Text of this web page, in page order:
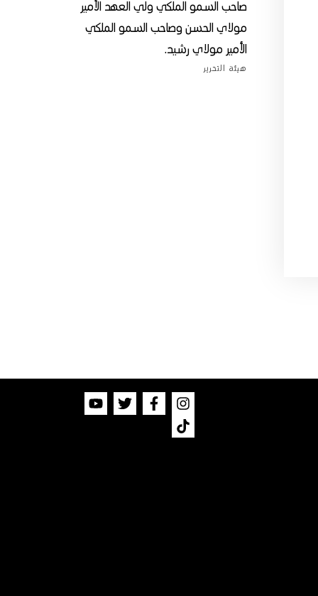
صاحب السمو الملكي ولي العهد الأمير
مولاي الحسن وصاحب السمو الملكي
الأمير مولاي رشيد.
هيئة التحرير